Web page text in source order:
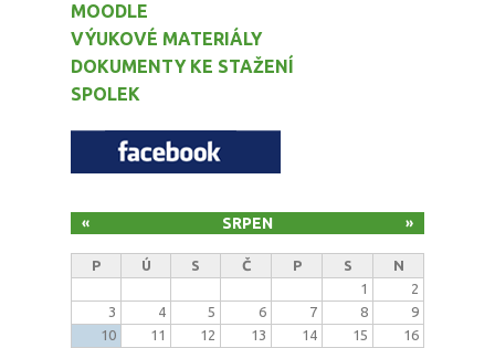
MOODLE
VÝUKOVÉ MATERIÁLY
DOKUMENTY KE STAŽENÍ
SPOLEK
SRPEN
« »
P Ú S Č P S
N
1
2
3
4 5 6 7 8
9
10
11 12 13 14 15
16